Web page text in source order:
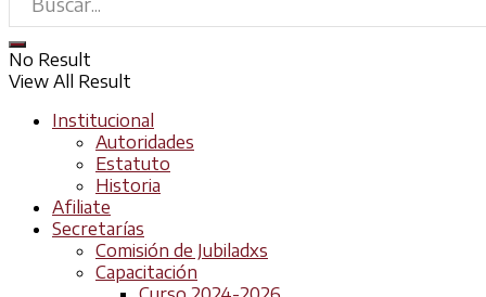
No Result
View All Result
Institucional
Autoridades
Estatuto
Historia
Afiliate
Secretarías
Comisión de Jubiladxs
Capacitación